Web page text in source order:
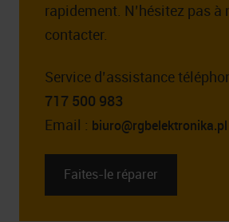
rapidement. N’hésitez pas à
contacter.
Service d’assistance
717 500 983
Email : biuro@rgbelektronika.pl
Faites-le réparer